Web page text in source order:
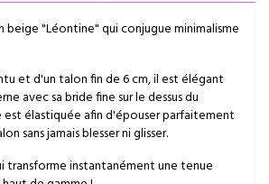
beige "Léontine" qui conjugue minimalisme
et d'un talon fin de 6 cm, il est élégant
avec sa bride fine sur le dessus du
est élastiquée afin d'épouser parfaitement
sans jamais blesser ni glisser.
transforme instantanément une tenue